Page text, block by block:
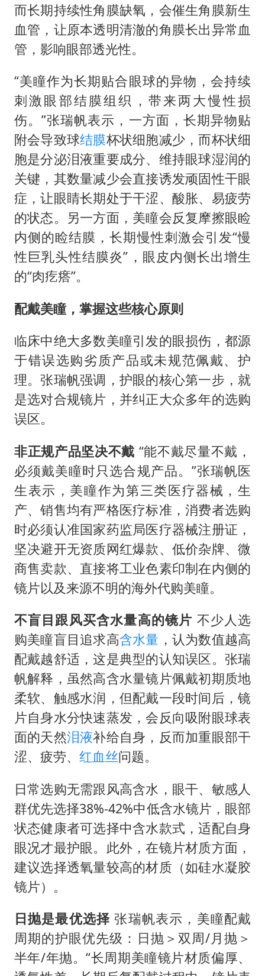
而长期持续性角膜缺氧，会催生角膜新生
血管，让原本透明清澈的角膜长出异常血
管，影响眼部透光性。
“美瞳作为长期贴合眼球的异物，会持续
刺激眼部结膜组织，带来两大慢性损
伤。”张瑞帆表示，一方面，长期异物贴
附会导致球结膜杯状细胞减少，而杯状细
胞是分泌泪液重要成分、维持眼球湿润的
关键，其数量减少会直接诱发顽固性干眼
症，让眼睛长期处于干涩、酸胀、易疲劳
的状态。另一方面，美瞳会反复摩擦眼睑
内侧的睑结膜，长期慢性刺激会引发“慢
性巨乳头性结膜炎”，眼皮内侧长出增生
的“肉疙瘩”。
配戴美瞳，掌握这些核心原则
临床中绝大多数美瞳引发的眼损伤，都源
于错误选购劣质产品或未规范佩戴、护
理。张瑞帆强调，护眼的核心第一步，就
是选对合规镜片，并纠正大众多年的选购
误区。
非正规产品坚决不戴 “能不戴尽量不戴，
必须戴美瞳时只选合规产品。”张瑞帆医
生表示，美瞳作为第三类医疗器械，生
产、销售均有严格医疗标准，消费者选购
时必须认准国家药监局医疗器械注册证，
坚决避开无资质网红爆款、低价杂牌、微
商售卖款、直接将工业色素印制在内侧的
镜片以及来源不明的海外代购美瞳。
不盲目跟风买含水量高的镜片 不少人选
购美瞳盲目追求高含水量 ，认为数值越高
配戴越舒适，这是典型的认知误区。张瑞
帆解释，虽然高含水量镜片佩戴初期质地
柔软、触感水润，但配戴一段时间后，镜
片自身水分快速蒸发，会反向吸附眼球表
面的天然泪液补给自身，反而加重眼部干
涩、疲劳、 红血丝问题。
日常选购无需跟风高含水，眼干、敏感人
群优先选择38%-42%中低含水镜片，眼部
状态健康者可选择中含水款式，适配自身
眼况才最护眼。此外，在镜片材质方面，
建议选择透氧量较高的材质（如硅水凝胶
镜片）。
日抛是最优选择 张瑞帆表示，美瞳配戴
周期的护眼优先级：日抛＞双周/月抛＞
半年/年抛。“长周期美瞳镜片材质偏厚、